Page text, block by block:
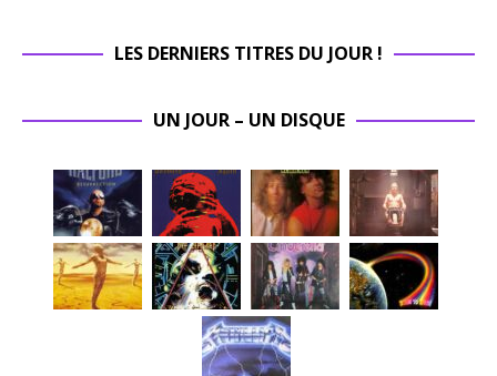
LES DERNIERS TITRES DU JOUR !
UN JOUR – UN DISQUE